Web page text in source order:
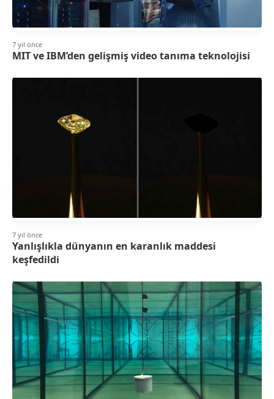
7 yıl önce
MIT ve IBM’den gelişmiş video tanıma teknolojisi
7 yıl önce
Yanlışlıkla dünyanın en karanlık maddesi
keşfedildi